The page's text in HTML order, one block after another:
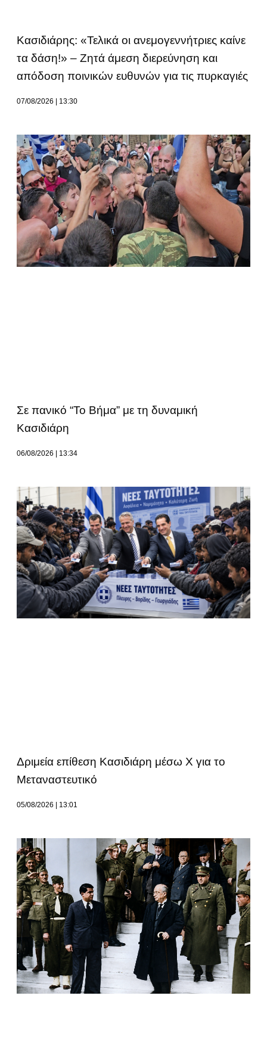
Κασιδιάρης: «Τελικά οι ανεμογεννήτριες καίνε
τα δάση!» – Ζητά άμεση διερεύνηση και
απόδοση ποινικών ευθυνών για τις πυρκαγιές
07/08/2026 13:30
Σε πανικό “Το Βήμα” με τη δυναμική
Κασιδιάρη
06/08/2026 13:34
Δριμεία επίθεση Κασιδιάρη μέσω Χ για το
Μεταναστευτικό
05/08/2026 13:01